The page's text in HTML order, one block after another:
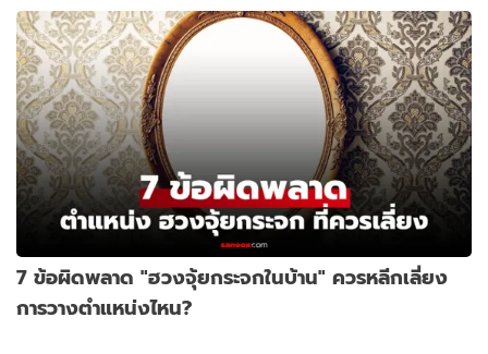
7 ข้อผิดพลาด "ฮวงจุ้ยกระจกในบ้าน" ควรหลีกเลี่ยง
การวางตำแหน่งไหน?